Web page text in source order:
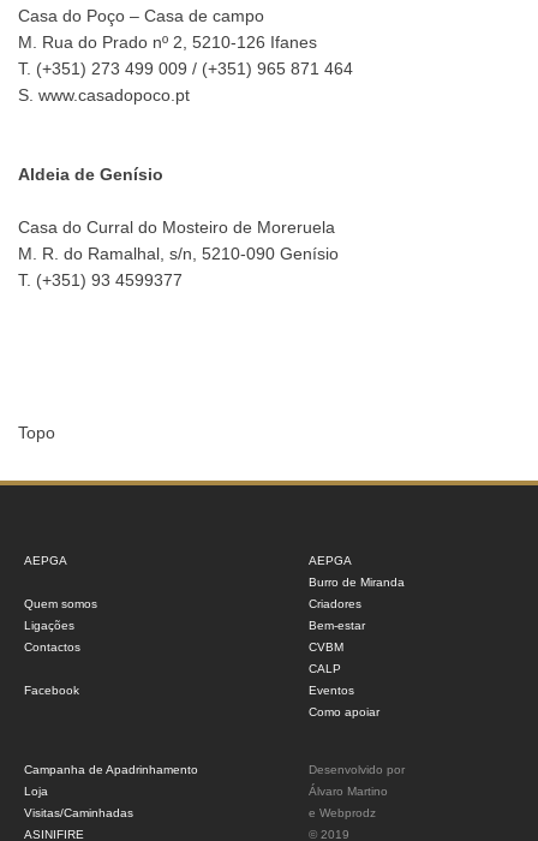
Casa do Poço – Casa de campo
M. Rua do Prado nº 2, 5210-126 Ifanes
T. (+351) 273 499 009 / (+351) 965 871 464
S. www.casadopoco.pt
Aldeia de Genísio
Casa do Curral do Mosteiro de Moreruela
M. R. do Ramalhal, s/n, 5210-090 Genísio
T. (+351) 93 4599377
Topo
AEPGA
Quem somos
Ligações
Contactos
Facebook
AEPGA
Burro de Miranda
Criadores
Bem-estar
CVBM
CALP
Eventos
Como apoiar
Campanha de Apadrinhamento
Loja
Visitas/Caminhadas
ASINIFIRE
Desenvolvido por
Álvaro Martino
e Webprodz
© 2019